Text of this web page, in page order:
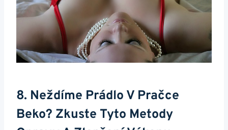
8. Neždíme Prádlo V Pračce
Beko? Zkuste Tyto Metody